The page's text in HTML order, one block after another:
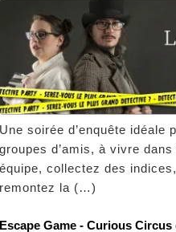
soirée d’enquête idéale
d’amis, à vivre
collectez des
la (…)
Game - Curious Circus